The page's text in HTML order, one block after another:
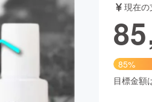
舞台・パフォーマンス
フード・飲食店
アニメ・漫画
現在
85%
目標金額